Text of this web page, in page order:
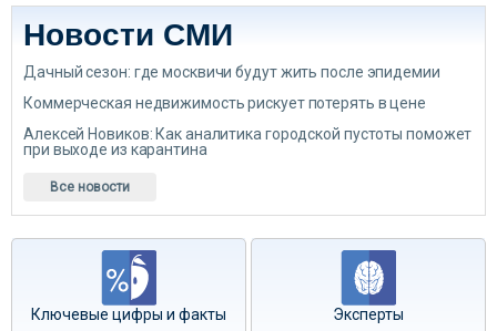
Новости СМИ
Дачный сезон: где москвичи будут жить после эпидемии
Коммерческая недвижимость рискует потерять в цене
Алексей Новиков: Как аналитика городской пустоты поможет
при выходе из карантина
Все новости
Ключевые цифры и факты Эксперты